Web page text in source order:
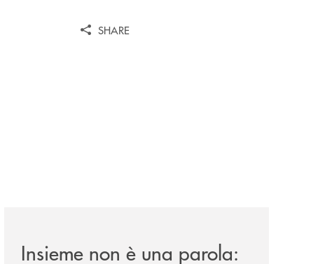
SHARE
Insieme non è una parola: